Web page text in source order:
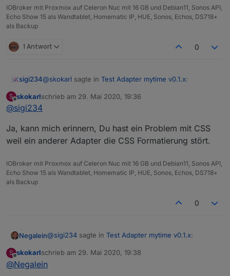
IOBroker mit Proxmox auf Celeron Nuc mit 16 GB und Debian11, Sonos API,
Echo Show 15 als Wandtablet, Homematic IP, HUE, Sonos, Echos, DS718+
als Backup
1 Antwort 0
sigi234@skokarl sagte in Test Adapter mytime v0.1.x:
Oh Mann ja...kann mich wieder erinnern.
Habe es gelöscht weil es einen komischen Effekt hat:
S
Offline
skokarlschrieb am 29. Mai 2020, 19:36
zuletzt editiert von
@sigi234
Ja, kann mich erinnern, Du hast ein Problem mit CSS
weil ein anderer Adapter die CSS Formatierung stört.
IOBroker mit Proxmox auf Celeron Nuc mit 16 GB und Debian11, Sonos API,
Echo Show 15 als Wandtablet, Homematic IP, HUE, Sonos, Echos, DS718+
als Backup
0
Negalein@sigi234 sagte in Test Adapter mytime v0.1.x:
S
Offline
skokarlschrieb am 29. Mai 2020, 19:38
zuletzt editiert von
@Negalein